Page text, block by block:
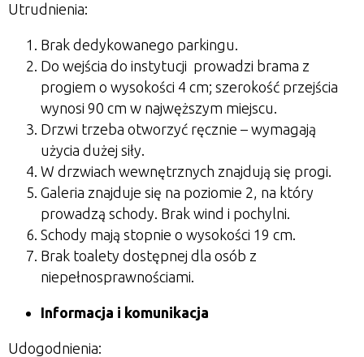
Utrudnienia:
Brak dedykowanego parkingu.
Do wejścia do instytucji prowadzi brama z
progiem o wysokości 4 cm; szerokość przejścia
wynosi 90 cm w najwęższym miejscu.
Drzwi trzeba otworzyć ręcznie – wymagają
użycia dużej siły.
W drzwiach wewnętrznych znajdują się progi.
Galeria znajduje się na poziomie 2, na który
prowadzą schody. Brak wind i pochylni.
Schody mają stopnie o wysokości 19 cm.
Brak toalety dostępnej dla osób z
niepełnosprawnościami.
Informacja i komunikacja
Udogodnienia: